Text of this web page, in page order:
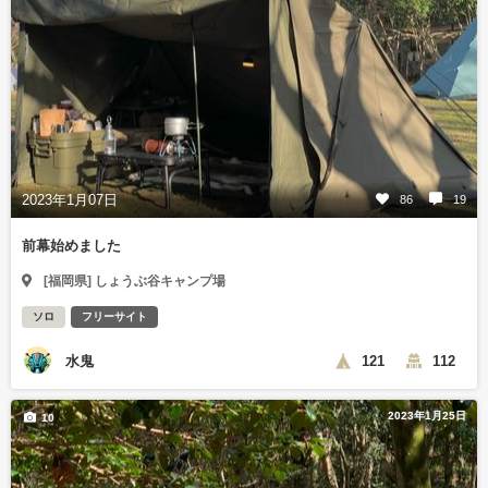
2023年1月07日 86 19
前幕始めました
[福岡県] しょうぶ谷キャンプ場
ソロ フリーサイト
水鬼 121 112
2023年1月25日
10